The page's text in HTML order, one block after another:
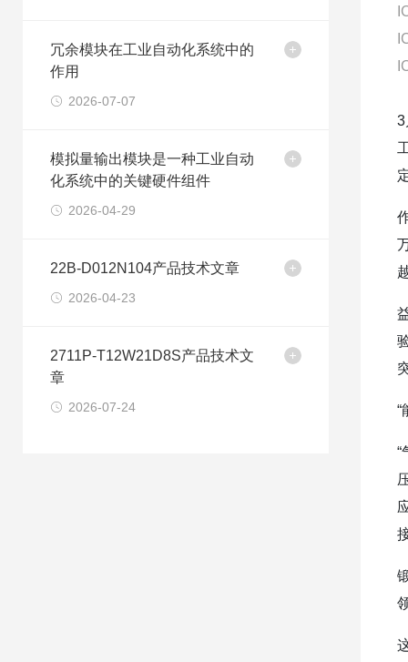
冗余模块在工业自动化系统中的
作用
2026-07-07
模拟量输出模块是一种工业自动
化系统中的关键硬件组件
2026-04-29
22B-D012N104产品技术文章
2026-04-23
2711P-T12W21D8S产品技术文
章
2026-07-24
3
“
“